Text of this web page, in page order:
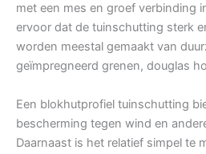
met een mes en groef verbinding
ervoor dat de tuinschutting sterk
worden meestal gemaakt van
geïmpregneerd grenen, douglas
Een blokhutprofiel tuinschutting
bescherming tegen wind en
Daarnaast is het relatief simpel te